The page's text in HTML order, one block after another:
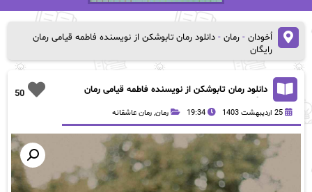
اُخودان- رمان- دانلود رمان تابوشکن از نویسنده فاطمه قیامی رمان
رایگان
50
دانلود رمان تابوشکن از نویسنده فاطمه قیامی رمان
25 اردیبهشت 1403 19:34 رمان, رمان عاشقانه